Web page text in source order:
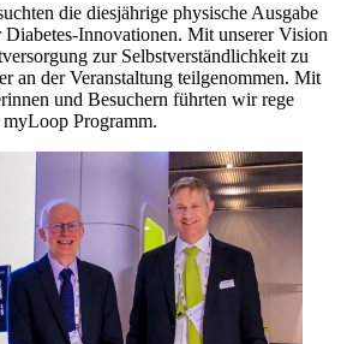
die diesjährige physische Ausgabe
Innovationen. Mit unserer Vision
zur Selbstverständlichkeit zu
an der Veranstaltung teilgenommen. Mit
und Besuchern führten wir rege
Programm.